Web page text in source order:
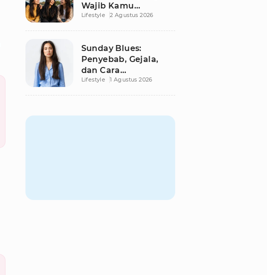
Wajib Kamu
Pertahankan, Bikin
Lifestyle 2 Agustus 2026
Sunday Blues:
Penyebab, Gejala,
dan Cara
Mengatasinya agar
Lifestyle 1 Agustus 2026